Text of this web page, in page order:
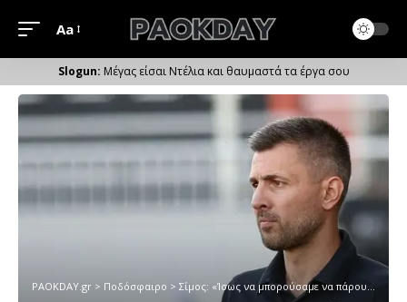
Μέγεθος
Γραμματοσειράς
Aa
Μέγας είσαι Ντέλια και θαυμαστά τα έργα σου
PAOKDAY.gr > Ποδόσφαιρο > Σίμος: «Ίσως να μπορούσαμε να πάρουμε τη νίκη»